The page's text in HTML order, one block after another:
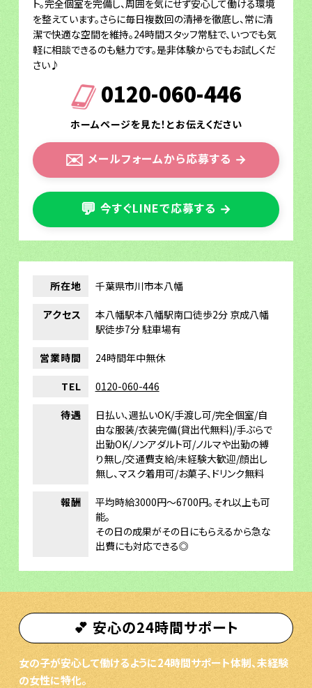
ト。完全個室を完備し、周囲を気にせず安心して働ける環境
を整えています。さらに毎日複数回の清掃を徹底し、常に清
潔で快適な空間を維持。24時間スタッフ常駐で、いつでも気
軽に相談できるのも魅力です。是非体験からでもお試しくだ
さい♪
0120-060-446
ホームページを見た！とお伝えください
✉️ メールフォームから応募する →
💬 今すぐLINEで応募する →
所在地 千葉県市川市本八幡
アクセス
本八幡駅本八幡駅南口徒歩2分 京成八幡
駅徒歩7分 駐車場有
営業時間 24時間年中無休
TEL 0120-060-446
待遇
日払い、週払いOK/手渡し可/完全個室/自
由な服装/衣装完備(貸出代無料)/手ぶらで
出勤OK/ノンアダルト可/ノルマや出勤の縛
り無し/交通費支給/未経験大歓迎/顔出し
無し、マスク着用可/お菓子、ドリンク無料
報酬
平均時給3000円～6700円。それ以上も可
能。
その日の成果がその日にもらえるから急な
出費にも対応できる◎
💕 安心の24時間サポート
女の子が安心して働けるように24時間サポート体制、未経験
の女性に特化。